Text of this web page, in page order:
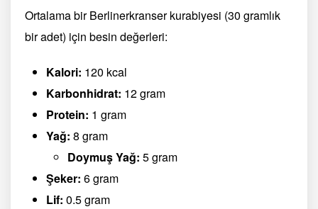
Ortalama bir Berlinerkranser kurabiyesi (30 gramlık
bir adet) için besin değerleri:
Kalori: 120 kcal
Karbonhidrat: 12 gram
Protein: 1 gram
Yağ: 8 gram
Doymuş Yağ: 5 gram
Şeker: 6 gram
Lif: 0.5 gram